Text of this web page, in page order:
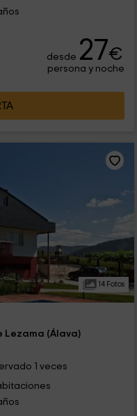
desde 27€
persona y noche
14 Fotos
Lezama (Álava)
1 veces